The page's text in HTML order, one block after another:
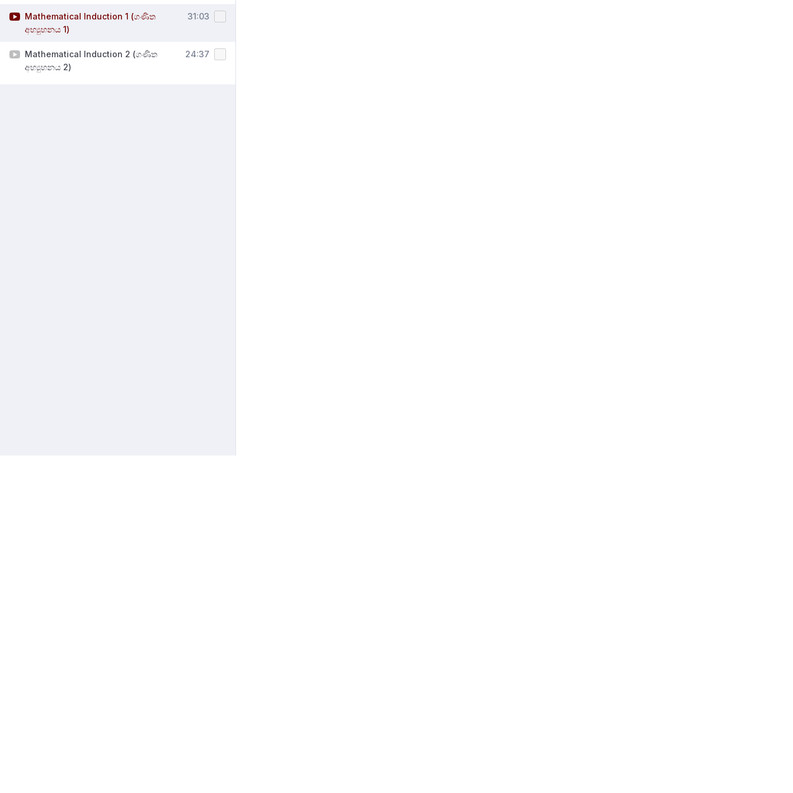
Mathematical Induction 1 (ගණිත
අභ්‍යුහනය 1)
31:03
Mathematical Induction 2 (ගණිත
අභ්‍යුහනය 2)
24:37